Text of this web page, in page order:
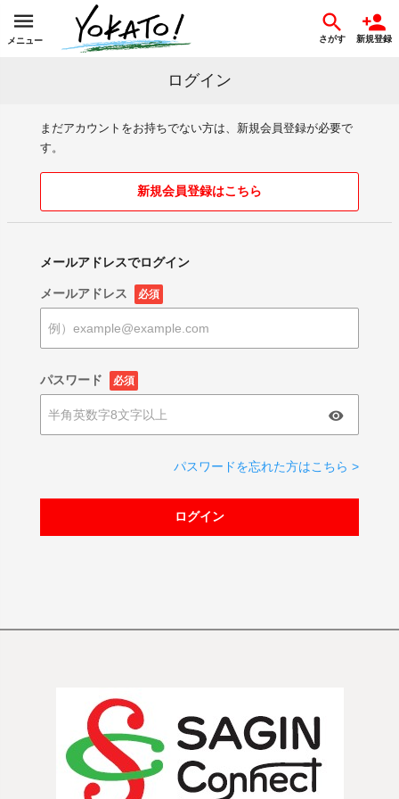
メニュー さがす 新規登録
ログイン
まだアカウントをお持ちでない方は、新規会員登録が必要で
す。
新規会員登録はこちら
メールアドレスでログイン
メールアドレス 必須
パスワード 必須
パスワードを忘れた方はこちら >
ログイン